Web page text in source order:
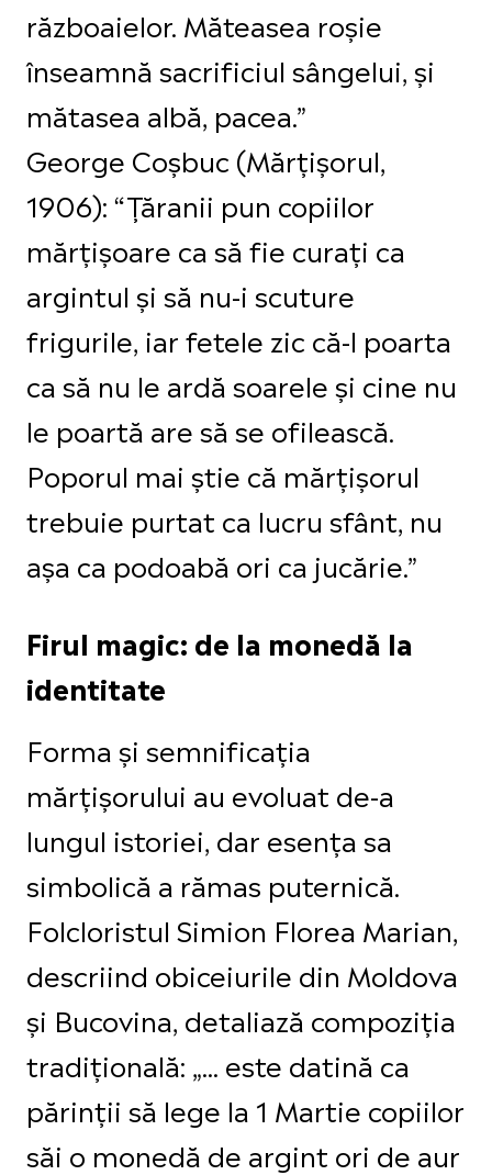
războaielor. Măteasea roșie
înseamnă sacrificiul sângelui, și
mătasea albă, pacea.”
George Coșbuc (Mărțișorul,
1906): “Țăranii pun copiilor
mărțișoare ca să fie curați ca
argintul și să nu-i scuture
frigurile, iar fetele zic că-l poarta
ca să nu le ardă soarele și cine nu
le poartă are să se ofilească.
Poporul mai știe că mărțișorul
trebuie purtat ca lucru sfânt, nu
așa ca podoabă ori ca jucărie.”
Firul magic: de la monedă la
identitate
Forma și semnificația
mărțișorului au evoluat de-a
lungul istoriei, dar esența sa
simbolică a rămas puternică.
Folcloristul Simion Florea Marian,
descriind obiceiurile din Moldova
și Bucovina, detaliază compoziția
tradițională: „... este datină ca
părinții să lege la 1 Martie copiilor
săi o monedă de argint ori de aur